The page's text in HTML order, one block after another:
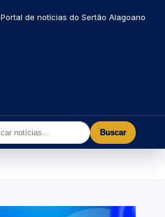
Portal de notícias do Sertão Alagoano
Buscar